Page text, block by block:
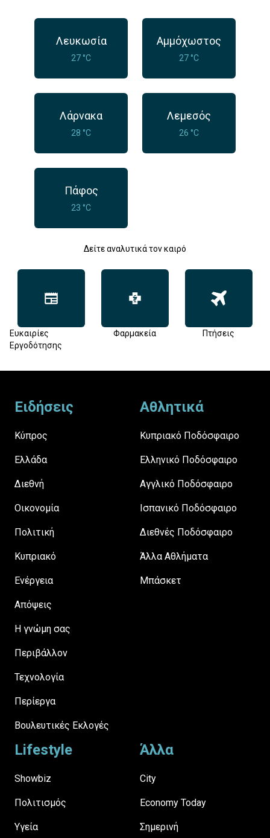
Λευκωσία
27 °C
Αμμόχωστος
27 °C
Λάρνακα
28 °C
Λεμεσός
26 °C
Πάφος
23 °C
Δείτε αναλυτικά τον καιρό
Ευκαιρίες
Εργοδότησης
Φαρμακεία Πτήσεις
Ειδήσεις
Κύπρος
Ελλάδα
Διεθνή
Οικονομία
Πολιτική
Κυπριακό
Ενέργεια
Απόψεις
H γνώμη σας
Περιβάλλον
Τεχνολογία
Περίεργα
Βουλευτικές Εκλογές
Αθλητικά
Κυπριακό Ποδόσφαιρο
Ελληνικό Ποδόσφαιρο
Αγγλικό Ποδόσφαιρο
Ισπανικό Ποδόσφαιρο
Διεθνές Ποδόσφαιρο
Άλλα Αθλήματα
Μπάσκετ
Lifestyle
Showbiz
Πολιτισμός
Υγεία
Άλλα
City
Economy Today
Σημερινή